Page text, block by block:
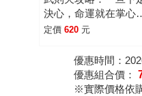
決心，命運就在掌心
【作者親簽版】
定價 620 元
優惠時間：
優惠組合價：
※實際價格依